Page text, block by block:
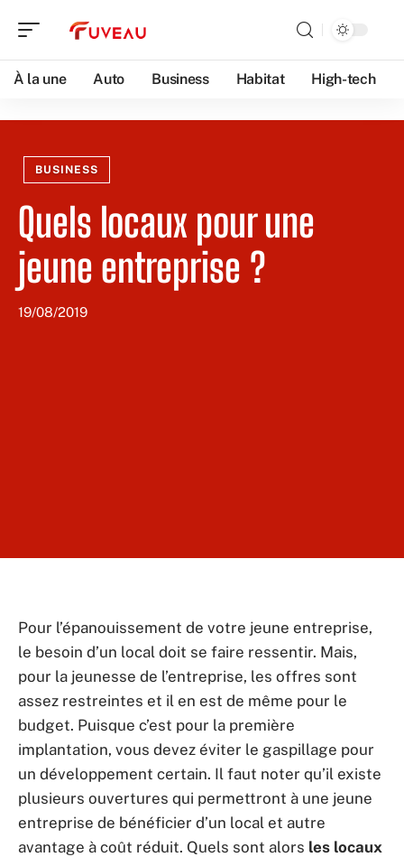
À la une Auto Business Habitat High-tech
BUSINESS
Quels locaux pour une
jeune entreprise ?
19/08/2019
Pour l’épanouissement de votre jeune entreprise,
le besoin d’un local doit se faire ressentir. Mais,
pour la jeunesse de l’entreprise, les offres sont
assez restreintes et il en est de même pour le
budget. Puisque c’est pour la première
implantation, vous devez éviter le gaspillage pour
un développement certain. Il faut noter qu’il existe
plusieurs ouvertures qui permettront à une jeune
entreprise de bénéficier d’un local et autre
avantage à coût réduit. Quels sont alors les locaux